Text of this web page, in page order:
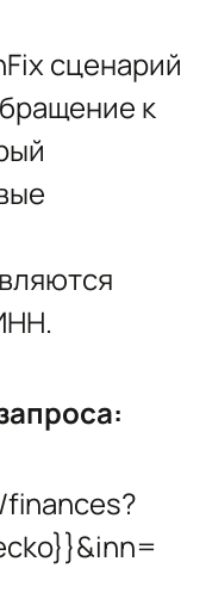
сценарий
к